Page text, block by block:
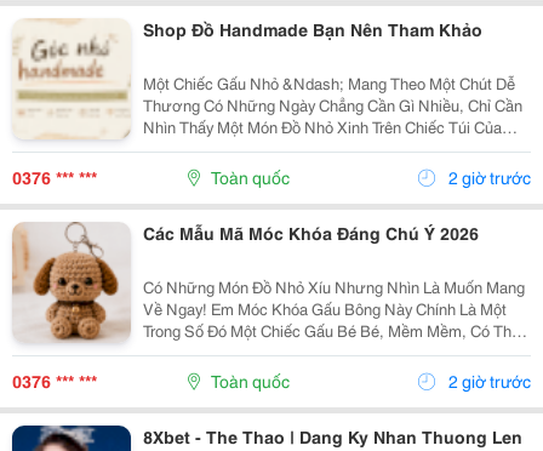
Shop Đồ Handmade Bạn Nên Tham Khảo
Một Chiếc Gấu Nhỏ &Ndash; Mang Theo Một Chút Dễ
Thương Có Những Ngày Chẳng Cần Gì Nhiều, Chỉ Cần
Nhìn Thấy Một Món Đồ Nhỏ Xinh Trên Chiếc Túi Của
Mình Cũng Đủ Thấy Vui Rồi Những Em Móc Khóa Gấu
Bông Được Làm Với Kiểu Dáng Đáng Yêu, Nhỏ Gọn,
Thích...
0376 *** *** Toàn quốc 2 giờ trước
Các Mẫu Mã Móc Khóa Đáng Chú Ý 2026
Có Những Món Đồ Nhỏ Xíu Nhưng Nhìn Là Muốn Mang
Về Ngay! Em Móc Khóa Gấu Bông Này Chính Là Một
Trong Số Đó Một Chiếc Gấu Bé Bé, Mềm Mềm, Có Thể
Treo Trên Balo, Túi Xách Hay Chìa Khóa. Mỗi Lần Nhìn
Thấy Lại Thấy Chiếc Túi Của Mình Đáng Yêu Hơn Một...
0376 *** *** Toàn quốc 2 giờ trước
8Xbet - The Thao | Dang Ky Nhan Thuong Len